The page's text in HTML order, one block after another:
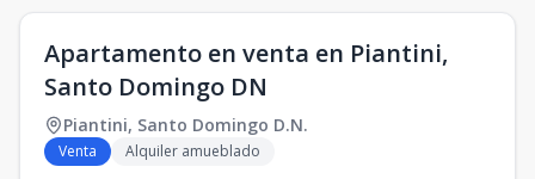
Apartamento en venta en Piantini,
Santo Domingo DN
Piantini, Santo Domingo D.N.
Venta Alquiler amueblado